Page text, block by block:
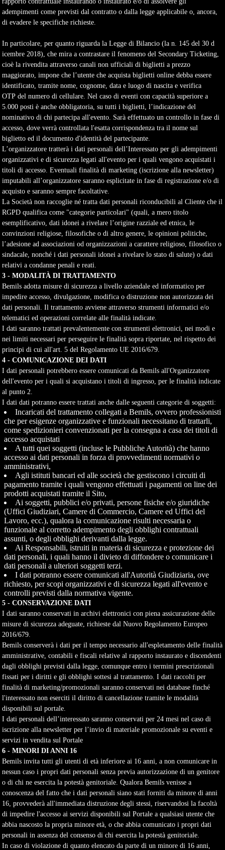
adempimenti come previsti dal contratto o dalla legge applicabile o, ancora,
di evadere le specifiche richieste.
In particolare, per quanto riguarda la Legge di Bilancio (la n. 145 del 30 d
icembre 2018), che mira a contrastare il fenomeno del Secondary Ticketing,
cioè la rivendita attraverso canali non ufficiali di biglietti a prezzo
maggiorato, impone che l’utente che acquista biglietti online debba essere
identificato, tramite nome, cognome, data e luogo di nascita e verifica
OTP del numero di cellulare. Nel caso di eventi con capacità superiore a
5.000 posti è anche obbligatoria, su tutti i biglietti, l’indicazione del
nominativo di chi partecipa all'evento. Sarà effettuato un controllo in fase di
accesso, dove verrà controllata l'esatta corrispondenza tra il nome sul
biglietto ed il documento d'identità del partecipante.
L’organizzatore tratterà i dati personali dell’Interessato per gli adempimenti
organizzativi e di sicurezza legati all'evento per i quali vengono acquistati i
titoli di accesso. Eventuali finalità di marketing (iscrizione alla newsletter)
imputabili all’organizzatore saranno esplicitate in fase di registrazione e/o di
acquisto e saranno sempre facoltative.
La Società non raccoglie né tratta dati personali riconducibili al Cliente che il
RGPD qualifica come "categorie particolari" (quali, a mero titolo
esemplificativo, dati idonei a rivelare l’origine razziale ed etnica, le
convinzioni religiose, filosofiche o di altro genere, le opinioni politiche,
l’adesione ad associazioni od organizzazioni a carattere religioso, filosofico o
sindacale, nonché i dati personali idonei a rivelare lo stato di salute) o dati
relativi a condanne penali e reati.
3 - MODALITÀ DI TRATTAMENTO
Bemils adotta misure di sicurezza a livello aziendale ed informatico per
impedire accesso, divulgazione, modifica o distruzione non autorizzata dei
dati personali. Il trattamento avviene attraverso strumenti informatici e/o
telematici ed operazioni correlate alle finalità indicate.
I dati saranno trattati prevalentemente con strumenti elettronici, nei modi e
nei limiti necessari per perseguire le finalità sopra riportate, nel rispetto dei
principi di cui all'art. 5 del Regolamento UE 2016/679.
4 - COMUNICAZIONE DEI DATI
I dati personali potrebbero essere comunicati da Bemils all'Organizzatore
dell'evento per i quali si acquistano i titoli di ingresso, per le finalità indicate
al punto 2.
I dati dati potranno essere trattati anche dalle seguenti categorie di soggetti:
Incaricati del trattamento collegati a Bemils, ovvero professionisti
che per esigenze organizzative e funzionali necessitano di trattarli,
come spedizionieri convenzionati per la consegna a casa dei titoli di
accesso acquistati
A tutti quei soggetti (incluse le Pubbliche Autorità) che hanno
accesso ai dati personali in forza di provvedimenti normativi o
amministrativi,
Agli istituti bancari ed alle società che gestiscono i circuiti di
pagamento tramite i quali vengono effettuati i pagamenti on line dei
prodotti acquistati tramite il Sito,
Ai soggetti, pubblici e/o privati, persone fisiche e/o giuridiche
(Uffici Giudiziari, Camere di Commercio, Camere ed Uffici del
Lavoro, ecc.), qualora la comunicazione risulti necessaria o
funzionale al corretto adempimento degli obblighi contrattuali
assunti, o degli obblighi derivanti dalla legge.
Ai Responsabili, istruiti in materia di sicurezza e protezione dei
dati personali, i quali hanno il divieto di diffondere o comunicare i
dati personali a ulteriori soggetti terzi.
I dati potranno essere comunicati all'Autorità Giudiziaria, ove
richiesto, per scopi organizzativi e di sicurezza legati all'evento e
controlli previsti dalla normativa vigente.
5 - CONSERVAZIONE DATI
I dati saranno conservati in archivi elettronici con piena assicurazione delle
misure di sicurezza adeguate, richieste dal Nuovo Regolamento Europeo
2016/679.
Bemils conserverà i dati per il tempo necessario all'espletamento delle finalità
amministrative, contabili e fiscali relative al rapporto instaurato e discendenti
dagli obblighi previsti dalla legge, comunque entro i termini prescrizionali
fissati per i diritti e gli obblighi sottesi al trattamento. I dati raccolti per
finalità di marketing/promozionali saranno conservati nei database finché
l'interessato non eserciti il diritto di cancellazione tramite le modalità
disponibili sul portale.
I dati personali dell’interessato saranno conservati per 24 mesi nel caso di
iscrizione alla newsletter per l’invio di materiale promozionale su eventi e
servizi in vendita sul Portale
6 - MINORI DI ANNI 16
Bemils invita tutti gli utenti di età inferiore ai 16 anni, a non comunicare in
nessun caso i propri dati personali senza previa autorizzazione di un genitore
o di chi ne esercita la potestà genitoriale. Qualora Bemils venisse a
conoscenza del fatto che i dati personali siano stati forniti da minore di anni
16, provvederà all'immediata distruzione degli stessi, riservandosi la facoltà
di impedire l'accesso ai servizi disponibili sul Portale a qualsiasi utente che
abbia nascosto la propria minore età, o che abbia comunicato i propri dati
personali in assenza del consenso di chi esercita la potestà genitoriale.
In caso di violazione di quanto elencato da parte di un minore di 16 anni,